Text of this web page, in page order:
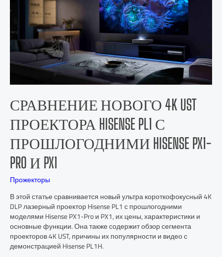
СРАВНЕНИЕ НОВОГО 4K UST
ПРОЕКТОРА HISENSE PL1 С
ПРОШЛОГОДНИМИ HISENSE PX1-
PRO И PX1
Прожекторы
В этой статье сравнивается новый ультра короткофокусный 4K
DLP лазерный проектор Hisense PL1 с прошлогодними
моделями Hisense PX1-Pro и PX1, их цены, характеристики и
основные функции. Она также содержит обзор сегмента
проекторов 4K UST, причины их популярности и видео с
демонстрацией Hisense PL1H.